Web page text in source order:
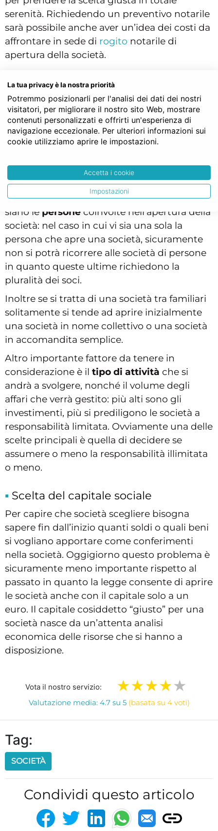
serenità. Richiedendo un preventivo notarile
sarà possibile anche aver un’idea dei costi da
affrontare in sede di rogito notarile di
apertura della società.
Cosa considerare prima di
aprire una società
Prima di analizzare i vantaggi e gli svantaggi
dei vari tipi di società è importante capire
di scegliere il tipo sociale più adatto alle
esigenze.
Innanzitutto bisogna capire quante e quali
siano le persone coinvolte nell’apertura della
società: nel caso in cui vi sia una sola la
persona che apre una società, sicuramente
non si potrà ricorrere alle società di persone
in quanto queste ultime richiedono la
pluralità dei soci.
Inoltre se si tratta di una società tra familiari
solitamente si tende ad aprire inizialmente
una società in nome collettivo o una società
in accomandita semplice.
Altro importante fattore da tenere in
considerazione è il tipo di attività che si
andrà a svolgere, nonché il volume degli
affari che verrà gestito: più alti sono gli
investimenti, più si prediligono le società a
responsabilità limitata. Ovviamente una delle
scelte principali è quella di decidere se
assumere o meno la responsabilità illimitata
o meno.
Scelta del capitale sociale
Per capire che società scegliere bisogna
sapere fin dall’inizio quanti soldi o quali beni
si vogliano apportare come conferimenti
nella società. Oggigiorno questo problema è
sicuramente meno importante rispetto al
passato in quanto la legge consente di aprire
le società anche con il capitale solo a un
euro. Il capitale cosiddetto “giusto” per una
società nasce da un’attenta analisi
economica delle risorse che si hanno a
disposizione.
Vota il nostro servizio:
Valutazione media: 4.7 su 5 (basata su 4 voti)
Tag:
SOCIETÀ
Condividi questo articolo
La tua privacy è la nostra priorità
Potremmo posizionarli per l'analisi dei dati dei nostri
visitatori, per migliorare il nostro sito Web, mostrare
contenuti personalizzati e offrirti un'esperienza di
navigazione eccezionale. Per ulteriori informazioni sui
cookie utilizziamo aprire le impostazioni.
Accetta i cookie
Impostazioni